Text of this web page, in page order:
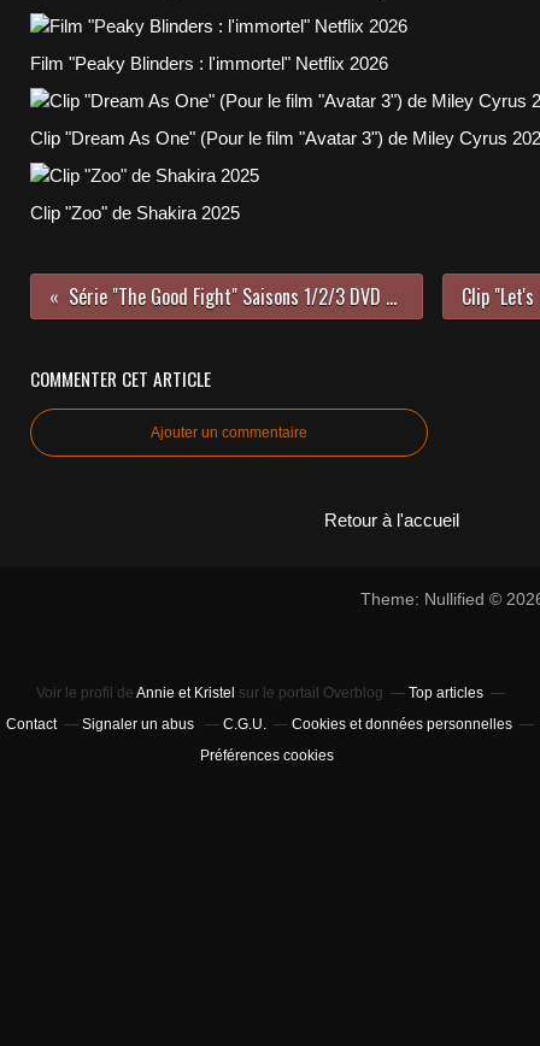
Film "Peaky Blinders : l'immortel" Netflix 2026
Clip "Dream As One" (Pour le film "Avatar 3") de Miley Cyrus
Clip "Zoo" de Shakira 2025
Série "The Good Fight" Saisons 1/2/3 DVD CBS 2017/2020
COMMENTER CET ARTICLE
Ajouter un commentaire
Retour à l'accueil
Theme: Nullified ©
Voir le profil de Annie et Kristel sur le portail Overblog
Top articles
Contact
Signaler un abus C.G.U.
Cookies et données personnelles
Préférences cookies